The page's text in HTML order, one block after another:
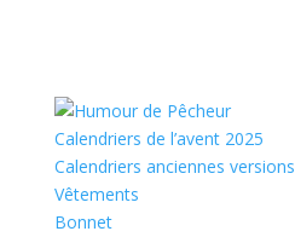
Calendriers de l’avent 2025
Calendriers anciennes versions
Vêtements
Bonnet